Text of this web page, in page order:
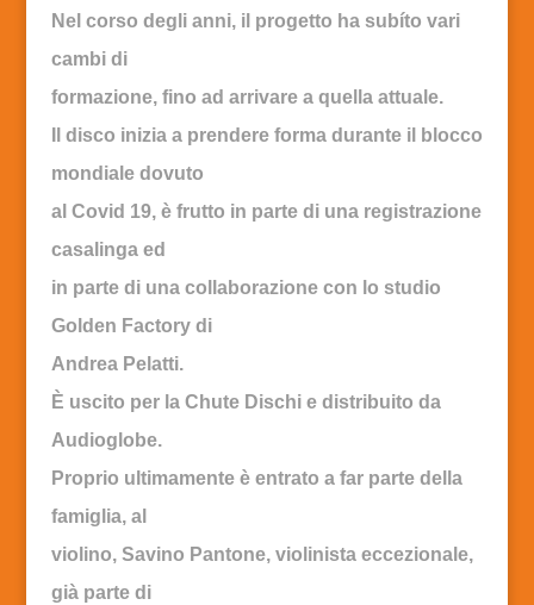
Nel corso degli anni, il progetto ha subíto vari
cambi di
formazione, fino ad arrivare a quella attuale.
Il disco inizia a prendere forma durante il blocco
mondiale dovuto
al Covid 19, è frutto in parte di una registrazione
casalinga ed
in parte di una collaborazione con lo studio
Golden Factory di
Andrea Pelatti.
È uscito per la Chute Dischi e distribuito da
Audioglobe.
Proprio ultimamente è entrato a far parte della
famiglia, al
violino, Savino Pantone, violinista eccezionale,
già parte di